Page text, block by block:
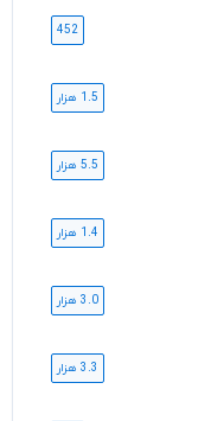
452
1.5 هزار
5.5 هزار
1.4 هزار
3.0 هزار
3.3 هزار